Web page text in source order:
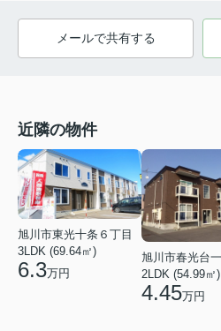
メールで共有する
近隣の物件
旭川市東光十条６丁目
3LDK (69.64㎡)
6.3万円
2LDK (54.99㎡)
4.45万円